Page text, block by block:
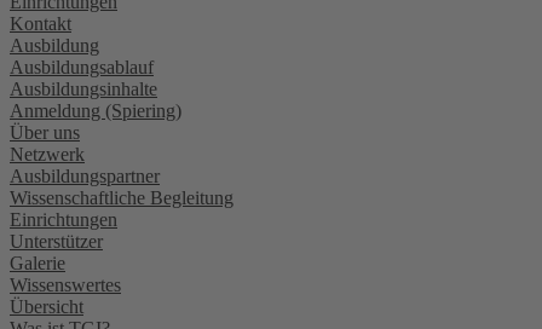
Kontakt
Ausbildung
Ausbildungsablauf
Ausbildungsinhalte
Anmeldung (Spiering)
Über uns
Netzwerk
Ausbildungspartner
Wissenschaftliche Begleitung
Einrichtungen
Unterstützer
Galerie
Wissenswertes
Übersicht